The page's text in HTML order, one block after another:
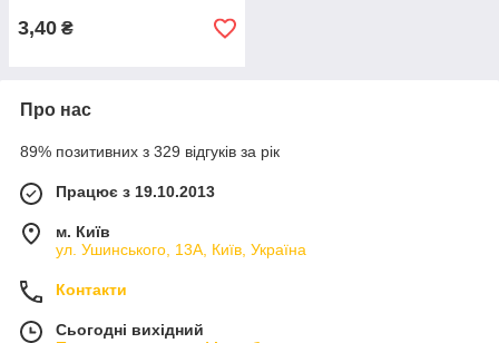
3,40 ₴
Про нас
89% позитивних з 329 відгуків за рік
Працює з 19.10.2013
м. Київ
ул. Ушинського, 13А, Київ, Україна
Контакти
Сьогодні вихідний